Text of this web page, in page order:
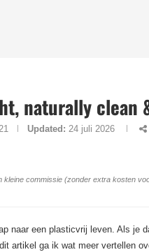
naturally clean
Updated: 24 juli 2026
commissie (zonder extra kosten
naar een plasticvrij leven. Als je
artikel ga ik wat meer vertellen